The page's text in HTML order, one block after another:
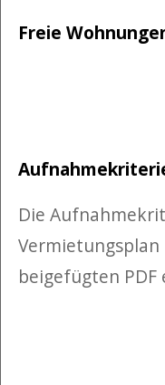
Freie
Die
Vermietungsplan
beigefügten